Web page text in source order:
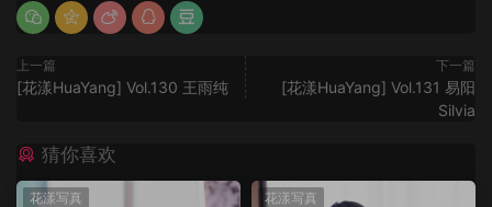
上一篇
[花漾HuaYang] Vol.130 王雨纯
下一篇
[花漾HuaYang] Vol.131 易阳
Silvia
猜你喜欢
花漾写真 花漾写真